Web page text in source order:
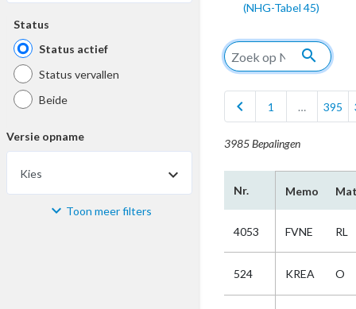
Status
Status actief
Status vervallen
Beide
Versie opname
Kies
Materiaal Toon meer filters
(NHG-Tabel 45)
search
chevron_left 1 … 395
3985 Bepalingen
Nr. Memo
4053 FVNE RL
524 KREA O